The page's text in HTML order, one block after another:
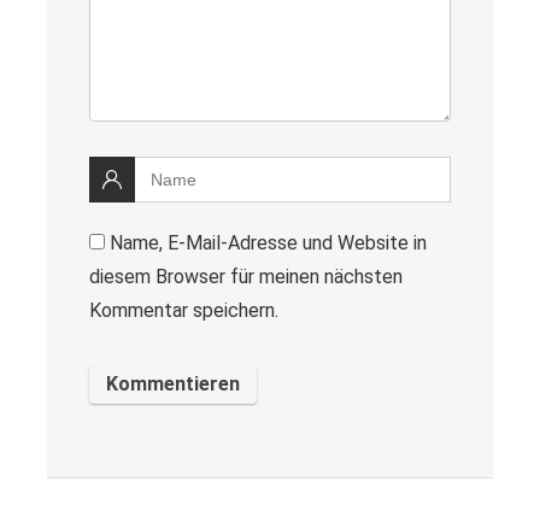
Name, E-Mail-Adresse und Website in
diesem Browser für meinen nächsten
Kommentar speichern.